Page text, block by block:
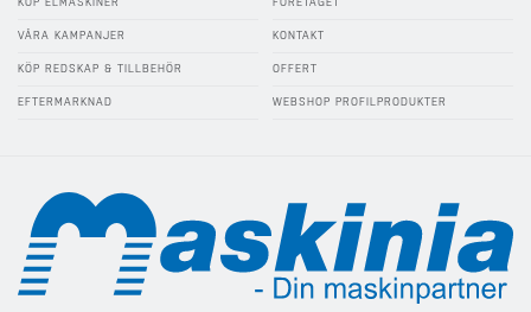
VÅRA KAMPANJER
KÖP REDSKAP & TILLBEHÖR
EFTERMARKNAD
KONTAKT
OFFERT
WEBSHOP PROFILPRODUKTER